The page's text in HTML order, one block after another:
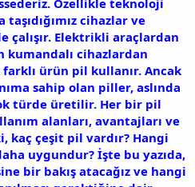
taşıdığımız cihazlar ve
çalışır. Elektrikli araçlardan
kumandalı cihazlardan
ürün pil kullanır. Ancak
sahip olan piller, aslında
türde üretilir. Her bir pil
alanları, avantajları ve
kaç çeşit pil vardır? Hangi
uygundur? İşte bu yazıda,
bir bakış atacağız ve hangi